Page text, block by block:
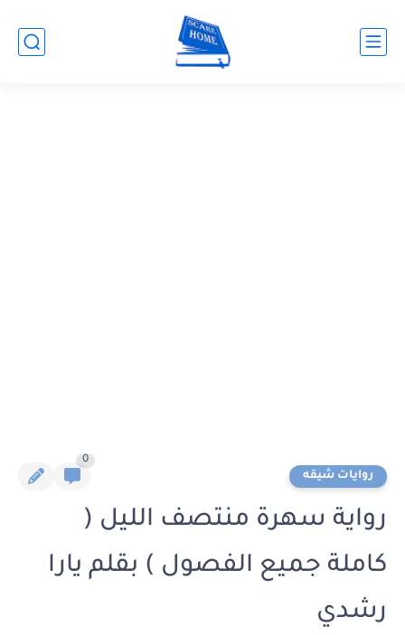
روايات شيقه
0
رواية سهرة منتصف الليل (
كاملة جميع الفصول ) بقلم يارا
رشدي